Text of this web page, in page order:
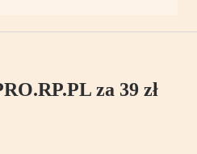
za 39 zł